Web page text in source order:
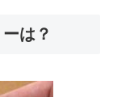
は？